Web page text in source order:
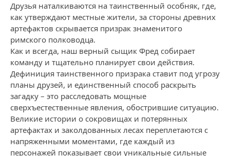
Друзья наталкиваются на таинственный особняк, где,
как утверждают местные жители, за стороны древних
артефактов скрывается призрак знаменитого
римского полководца.
Как и всегда, наш верный сыщик Фред собирает
команду и тщательно планирует свои действия.
Дефиниция таинственного призрака ставит под угрозу
планы друзей, и единственный способ раскрыть
загадку – это расследовать мощные
сверхъестественные явления, обострившие ситуацию.
Великие истории о сокровищах и потерянных
артефактах и заколдованных лесах переплетаются с
напряженными моментами, где каждый из
персонажей показывает свои уникальные сильные